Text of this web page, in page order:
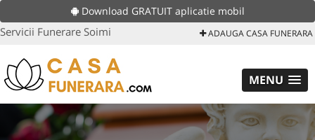
Download GRATUIT aplicatie mobil
Servicii Funerare Soimi ADAUGA CASA FUNERARA
MENU